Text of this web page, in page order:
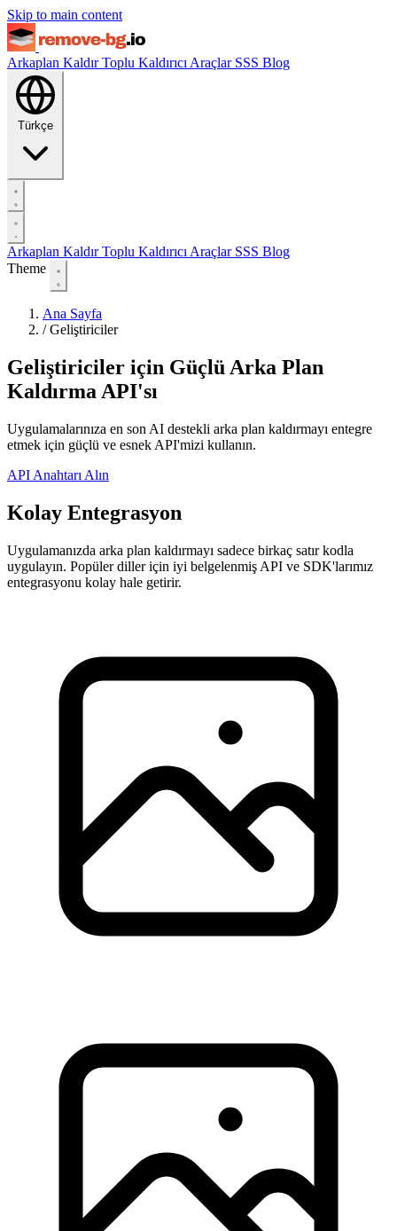
Skip to main content
Arkaplan KaldırToplu Kaldırıcı Araçlar SSS Blog
Türkçe
Arkaplan KaldırToplu Kaldırıcı Araçlar SSS Blog
Theme
Ana Sayfa
/ Geliştiriciler
Geliştiriciler için Güçlü Arka Plan
Kaldırma API'sı
Uygulamalarınıza en son AI destekli arka plan kaldırmayı entegre
etmek için güçlü ve esnek API'mizi kullanın.
API Anahtarı Alın
Kolay Entegrasyon
Uygulamanızda arka plan kaldırmayı sadece birkaç satır kodla
uygulayın. Popüler diller için iyi belgelenmiş API ve SDK'larımız
entegrasyonu kolay hale getirir.